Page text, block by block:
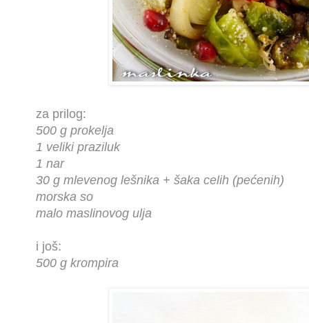
za prilog:
500 g prokelja
1 veliki praziluk
1 nar
30 g mlevenog lešnika + šaka celih (pećenih)
morska so
malo maslinovog ulja
i još:
500 g krompira